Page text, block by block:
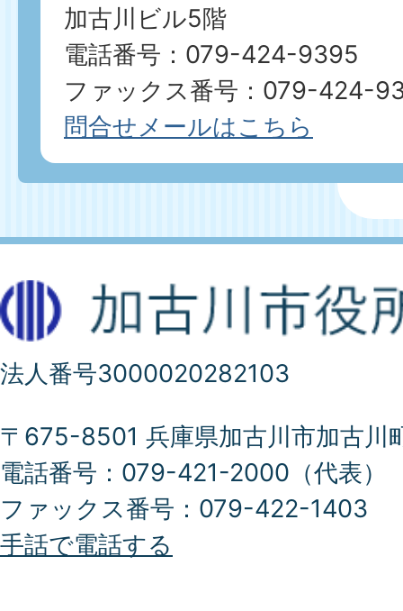
加古川ビル5階
電話番号：079-424-9395
ファックス番号：079-424-
問合せメールはこちら
法人番号3000020282103
〒675-8501 兵庫県加古川市加古川
電話番号：079-421-2000（代表）
ファックス番号：079-422-1403
手話で電話する